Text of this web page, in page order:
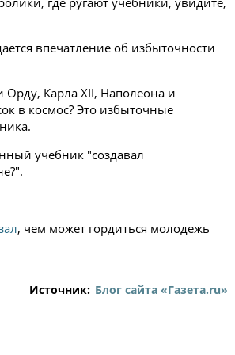
впечатление об избыточности
Орду, Карла XII, Наполеона и
в космос? Это избыточные
учебник "создавал
, чем может гордиться молодежь
Источник: Блог сайта «Газета.ru»